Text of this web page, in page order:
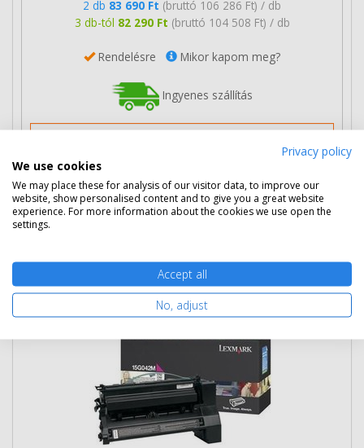
2 db 83 690 Ft (bruttó 106 286 Ft) / db
3 db-tól 82 290 Ft (bruttó 104 508 Ft) / db
Rendelésre Mikor kapom meg?
Ingyenes szállítás
Nem rendelhető
toner
Privacy policy
We use cookies
We may place these for analysis of our visitor data, to improve our
website, show personalised content and to give you a great website
experience. For more information about the cookies we use open the
settings.
Accept all
No, adjust